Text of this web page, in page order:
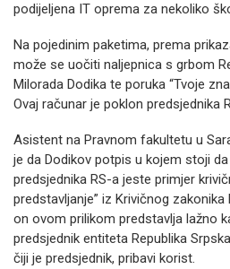
podijeljena IT oprema za nekoliko
Na pojedinim paketima, prema
može se uočiti naljepnica s grbom
Milorada Dodika te poruka “Tvoje
Ovaj računar je poklon predsjednika
Asistent na Pravnom fakultetu u
je da Dodikov potpis u kojem stoji
predsjednika RS-a jeste primjer
predstavljanje” iz Krivičnog zakonika
on ovom prilikom predstavlja lažno
predsjednik entiteta Republika
čiji je predsjednik, pribavi korist.